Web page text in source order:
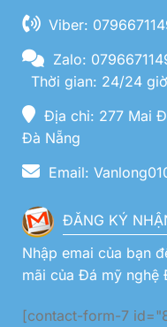
Viber:
Zalo:
Thời gian: 24/24 giờ
Địa chỉ: 277 Mai
Đà Nẵng
Email:
ĐĂNG KÝ
Nhập emai của bạn
mãi của Đá mỹ nghệ
[contact-form-7